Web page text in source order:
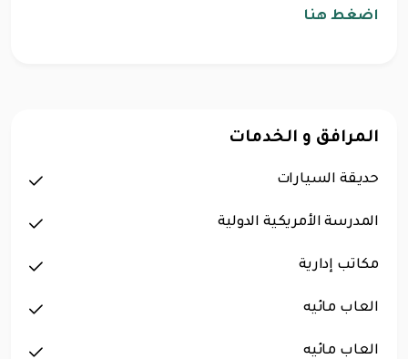
اضغط هنا
المرافق و الخدمات
حديقة السيارات
المدرسة الأمريكية الدولية
مكاتب إدارية
العاب مائيه
العاب مائيه